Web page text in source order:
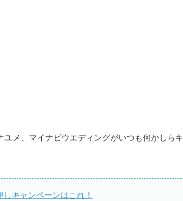
メ、マイナビウエディングがいつも何かしらキ
キャンペーンはこれ！